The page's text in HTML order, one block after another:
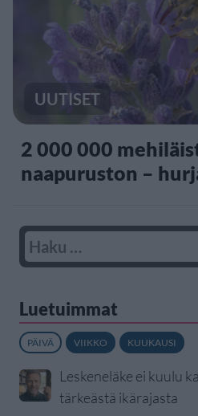
UUTISET
2 000 000
naapuruston –
Luetuimmat
PÄIVÄ VIIKKO KUUKAUSI
Leskeneläke ei kuulu
tärkeästä ikärajasta